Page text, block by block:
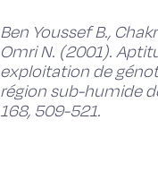
Ben Youssef B.,
Omri N. (2001).
exploitation de
région sub-humide
168, 509-521.